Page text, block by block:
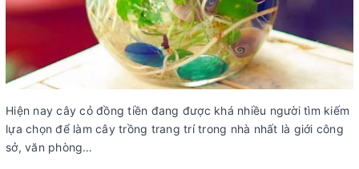
Hiện nay cây cỏ đồng tiền đang được khá nhiều người tìm kiếm
lựa chọn để làm cây trồng trang trí trong nhà nhất là giới công
sở, văn phòng…